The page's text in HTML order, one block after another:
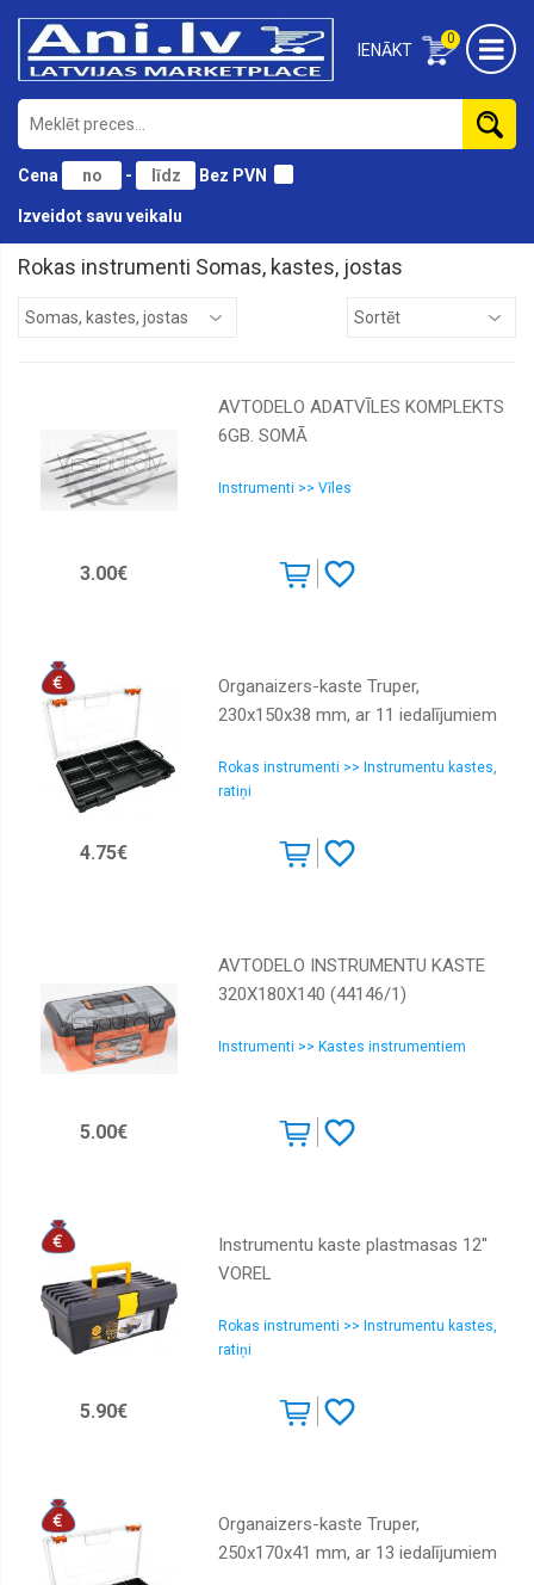
0
IENĀKT
Cena - Bez PVN
Izveidot savu veikalu
Atslēgas
Domkrati
Gāzes
instrumenti
Laužņi
Līmeņrādi
Marķēšanas
instrumenti
Muciņas
Mērinstrumenti
Plakanknaibles
Rokas
skrūvgrieži
Somas,
Spīles,
skruvspīles
Urbšanai
Viņčas,
Celtni,
Preses
Rokas instrumenti Somas, kastes, jostas
AVTODELO ADATVĪLES KOMPLEKTS
6GB. SOMĀ
Instrumenti >> Vīles
3.00€
Organaizers-kaste Truper,
230x150x38 mm, ar 11 iedalījumiem
Rokas instrumenti >> Instrumentu kastes,
ratiņi
4.75€
AVTODELO INSTRUMENTU KASTE
320Х180Х140 (44146/1)
Instrumenti >> Kastes instrumentiem
5.00€
Instrumentu kaste plastmasas 12''
VOREL
Rokas instrumenti >> Instrumentu kastes,
ratiņi
5.90€
Organaizers-kaste Truper,
250x170x41 mm, ar 13 iedalījumiem